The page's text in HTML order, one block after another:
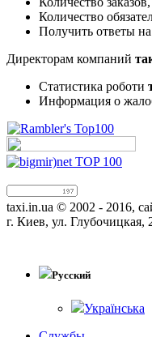
Количество
Получить ответы
Директорам компаний
Статистика роботи
Информация о
taxi.in.ua © 2002 - 2016,
г. Киев, ул. Глубочицкая,
Русский
Українська